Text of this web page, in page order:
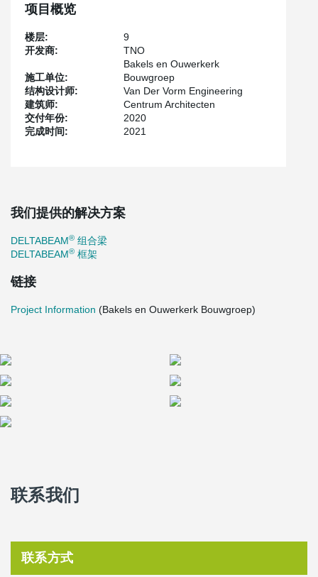
项目概览
楼层:
9
开发商:
TNO
施工单位:
Bakels en Ouwerkerk
Bouwgroep
结构设计师:
Van Der Vorm Engineering
建筑师:
Centrum Architecten
交付年份:
2020
完成时间:
2021
我们提供的解决方案
DELTABEAM® 组合梁
DELTABEAM® 框架
链接
Project Information (Bakels en Ouwerkerk Bouwgroep)
联系我们
联系方式